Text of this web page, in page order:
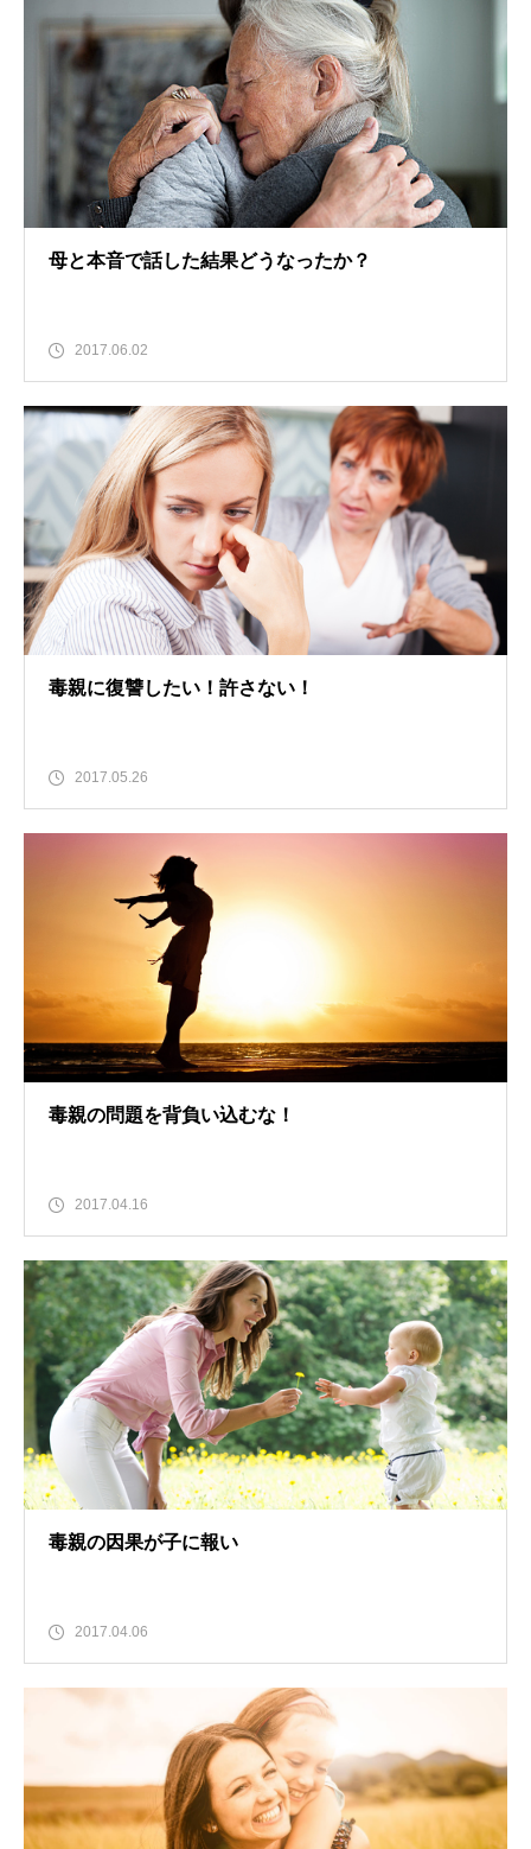
母と本音で話した結果どうなったか？
2017.06.02
毒親に復讐したい！許さない！
2017.05.26
毒親の問題を背負い込むな！
2017.04.16
毒親の因果が子に報い
2017.04.06